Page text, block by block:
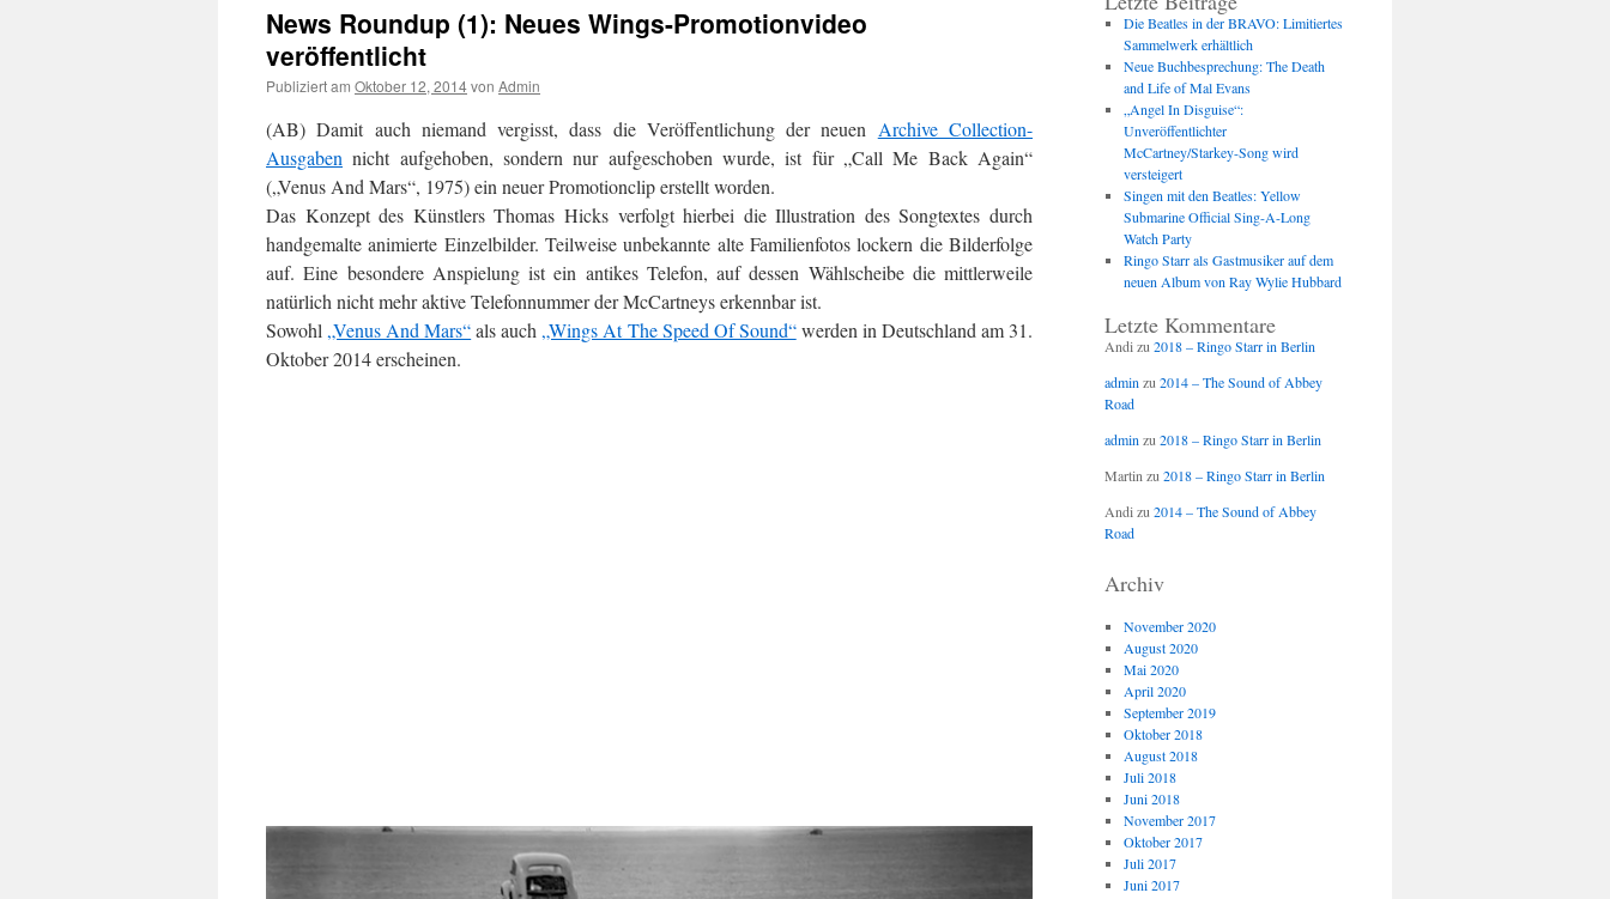
News Roundup (1): Neues Wings-Promotionvideo
veröffentlicht
Publiziert am Oktober 12, 2014von Admin
(AB) Damit auch niemand vergisst, dass die Veröffentlichung der neuen Archive Collection-
Ausgaben nicht aufgehoben, sondern nur aufgeschoben wurde, ist für „Call Me Back Again“
(„Venus And Mars“, 1975) ein neuer Promotionclip erstellt worden.
Das Konzept des Künstlers Thomas Hicks verfolgt hierbei die Illustration des Songtextes durch
handgemalte animierte Einzelbilder. Teilweise unbekannte alte Familienfotos lockern die Bilderfolge
auf. Eine besondere Anspielung ist ein antikes Telefon, auf dessen Wählscheibe die mittlerweile
natürlich nicht mehr aktive Telefonnummer der McCartneys erkennbar ist.
Sowohl „Venus And Mars“als auch „Wings At The Speed Of Sound“werden in Deutschland am 31.
Oktober 2014 erscheinen.
Die Beatles in der BRAVO: Limitiertes
Sammelwerk erhältlich
Neue Buchbesprechung: The Death
and Life of Mal Evans
„Angel In Disguise“:
Unveröffentlichter
McCartney/Starkey-Song wird
versteigert
Singen mit den Beatles: Yellow
Submarine Official Sing-A-Long
Watch Party
Ringo Starr als Gastmusiker auf dem
neuen Album von Ray Wylie Hubbard
Letzte Kommentare
Andi zu 2018 – Ringo Starr in Berlin
admin zu 2014 – The Sound of Abbey
Road
admin zu 2018 – Ringo Starr in Berlin
Martin zu 2018 – Ringo Starr in Berlin
Andi zu 2014 – The Sound of Abbey
Road
Archiv
November 2020
August 2020
Mai 2020
April 2020
September 2019
Oktober 2018
August 2018
Juli 2018
Juni 2018
November 2017
Oktober 2017
Juli 2017
Juni 2017